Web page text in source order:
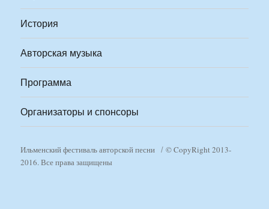
История
Авторская музыка
Программа
Организаторы и спонсоры
Ильменский фестиваль авторской песни
© CopyRight 2013-
2016. Все права защищены